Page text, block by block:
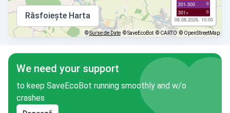
201-300 0
301+ 0
08.08.2026, 10:00
Răsfoiește Harta
©Surse de Date © SaveEcoBot © CARTO © OpenStreetMap
We need your support
to keep SaveEcoBot running smoothly and w/o
crashes